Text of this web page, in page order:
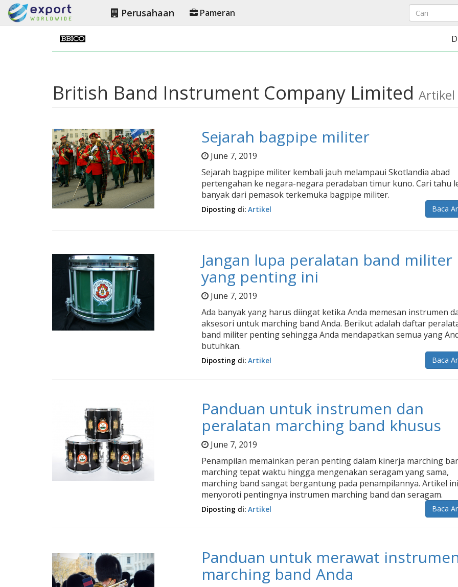
Perusahaan Pameran
British Band Instrument Company Limited Artikel
Sejarah bagpipe militer
June 7, 2019
Sejarah bagpipe militer kembali jauh melampaui Skotlandia abad
pertengahan ke negara-negara peradaban timur kuno. Cari tahu
banyak dari pemasok terkemuka bagpipe militer.
Baca
Diposting di:Artikel
Jangan lupa peralatan band militer
yang penting ini
June 7, 2019
Ada banyak yang harus diingat ketika Anda memesan instrumen
aksesori untuk marching band Anda. Berikut adalah daftar
band militer penting sehingga Anda mendapatkan semua yang
butuhkan.
Baca
Diposting di:Artikel
Panduan untuk instrumen dan
peralatan marching band khusus
June 7, 2019
Penampilan memainkan peran penting dalam kinerja marching
marching tepat waktu hingga mengenakan seragam yang sama,
marching band sangat bergantung pada penampilannya. Artikel ini
menyoroti pentingnya instrumen marching band dan seragam.
Baca
Diposting di:Artikel
Panduan untuk merawat
marching band Anda